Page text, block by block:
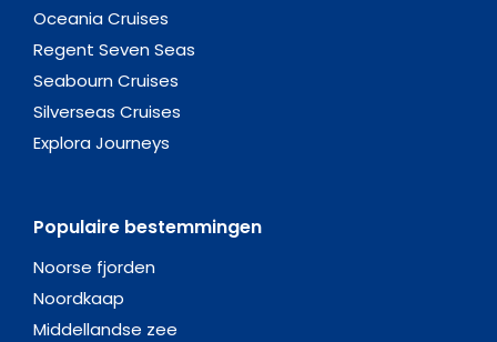
Oceania Cruises
Regent Seven Seas
Seabourn Cruises
Silverseas Cruises
Explora Journeys
Populaire bestemmingen
Noorse fjorden
Noordkaap
Middellandse zee